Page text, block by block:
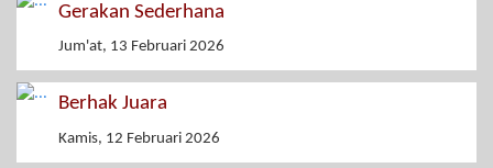
Gerakan Sederhana
Jum'at, 13 Februari 2026
Berhak Juara
Kamis, 12 Februari 2026